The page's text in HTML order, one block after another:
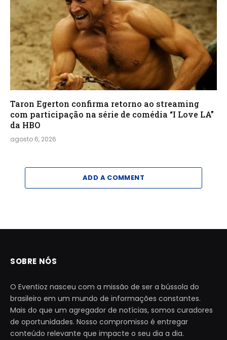
Taron Egerton confirma retorno ao streaming
com participação na série de comédia “I Love LA”
da HBO
agosto 6, 2026
ADD A COMMENT
SOBRE NÓS
O Eventioz nasceu com a missão de ser a bússola do
brasileiro em um mundo de informações constantes.
Mais do que um agregador de notícias, somos curadores
de oportunidades. Nosso compromisso é entregar
conteúdo relevante que impacte o seu dia a dia.